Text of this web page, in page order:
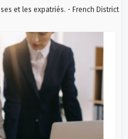
et les expatriés. - French District